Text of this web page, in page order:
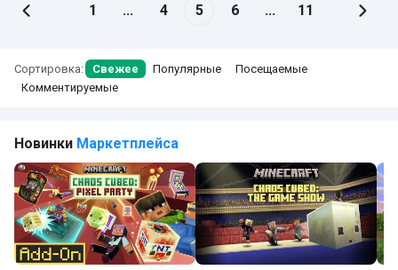
1 ... 4 5 6 ... 11
Сортировка: Свежее Популярные
Посещаемые
Комментируемые
Новинки Маркетплейса